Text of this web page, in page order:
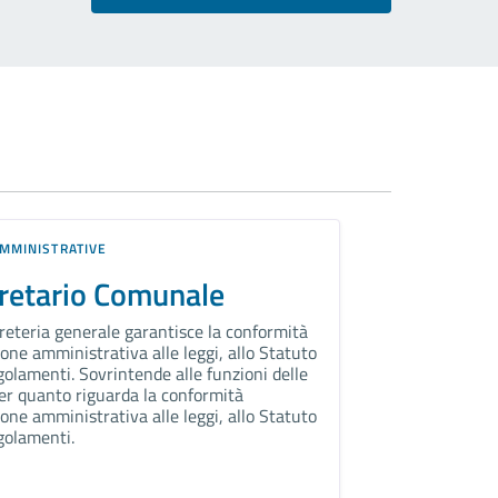
Comunale
generale garantisce la conformità
amministrativa alle leggi, allo Statuto
Sovrintende alle funzioni delle
quanto riguarda la conformità
amministrativa alle leggi, allo Statuto